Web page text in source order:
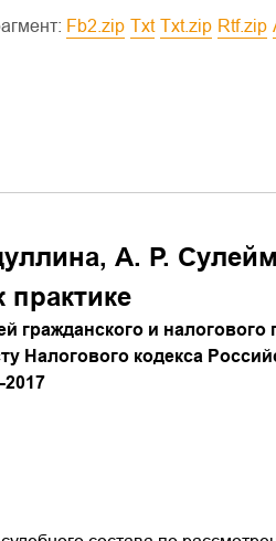
fb2.zip txt txt.zip rtf.zip
А. Р.
гражданского и налогового
Налогового кодекса